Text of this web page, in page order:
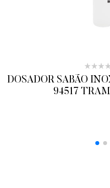
DOSADOR SABÃO
94517